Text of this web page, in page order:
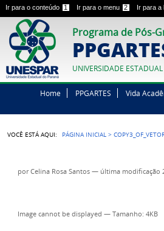
Ir para o conteúdo 1 Ir para o menu 2 Ir para a
Programa de Pós-
UNIVERSIDADE
Home PPGARTES Vida
VOCÊ ESTÁ AQUI: PÁGINA INICIAL >
porCelina Rosa Santos— última modificação
Image cannot be displayed — Tamanho: 4KB